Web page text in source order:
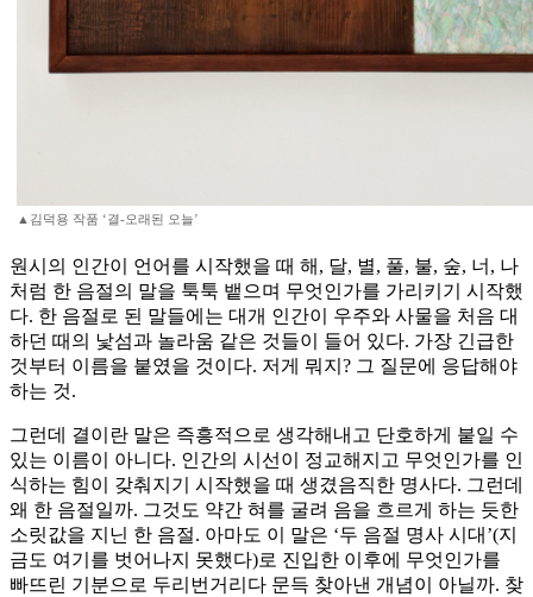
▲김덕용 작품 ‘결-오래된 오늘’
원시의 인간이 언어를 시작했을 때 해, 달, 별, 풀, 불, 숲, 너, 나
처럼 한 음절의 말을 툭툭 뱉으며 무엇인가를 가리키기 시작했
다. 한 음절로 된 말들에는 대개 인간이 우주와 사물을 처음 대
하던 때의 낯섬과 놀라움 같은 것들이 들어 있다. 가장 긴급한
것부터 이름을 붙였을 것이다. 저게 뭐지? 그 질문에 응답해야
하는 것.
그런데 결이란 말은 즉흥적으로 생각해내고 단호하게 붙일 수
있는 이름이 아니다. 인간의 시선이 정교해지고 무엇인가를 인
식하는 힘이 갖춰지기 시작했을 때 생겼음직한 명사다. 그런데
왜 한 음절일까. 그것도 약간 혀를 굴려 음을 흐르게 하는 듯한
소릿값을 지닌 한 음절. 아마도 이 말은 ‘두 음절 명사 시대’(지
금도 여기를 벗어나지 못했다)로 진입한 이후에 무엇인가를
빠뜨린 기분으로 두리번거리다 문득 찾아낸 개념이 아닐까. 찾